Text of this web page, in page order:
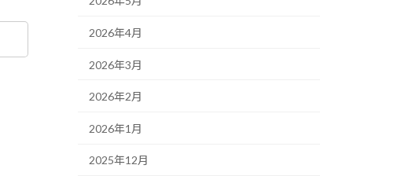
2026年4月
2026年3月
2026年2月
2026年1月
2025年12月